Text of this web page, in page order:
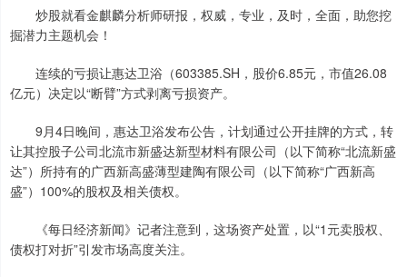
炒股就看金麒麟分析师研报，权威，专业，及时，全面，助您挖
掘潜力主题机会！
连续的亏损让惠达卫浴（603385.SH，股价6.85元，市值26.08
亿元）决定以“断臂”方式剥离亏损资产。
9月4日晚间，惠达卫浴发布公告，计划通过公开挂牌的方式，转
让其控股子公司北流市新盛达新型材料有限公司（以下简称“北流新盛
达”）所持有的广西新高盛薄型建陶有限公司（以下简称“广西新高
盛”）100%的股权及相关债权。
《每日经济新闻》记者注意到，这场资产处置，以“1元卖股权、
债权打对折”引发市场高度关注。